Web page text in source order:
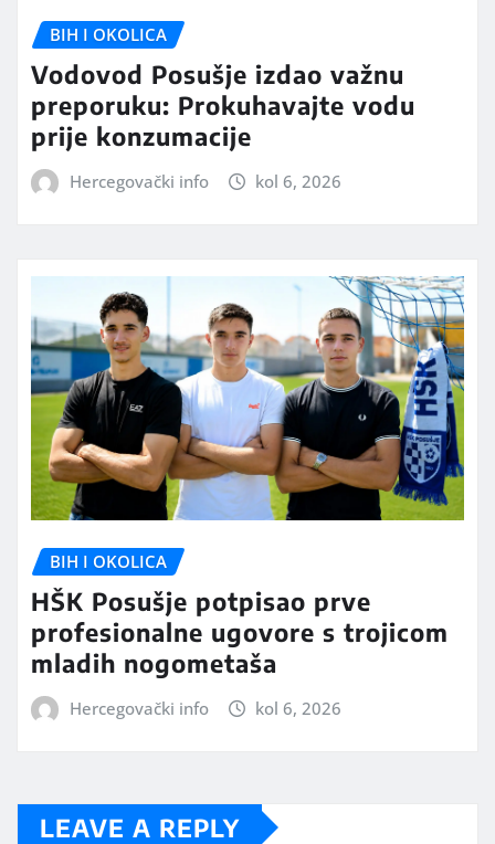
BIH I OKOLICA
Vodovod Posušje izdao važnu
preporuku: Prokuhavajte vodu
prije konzumacije
Hercegovački info kol 6, 2026
BIH I OKOLICA
HŠK Posušje potpisao prve
profesionalne ugovore s trojicom
mladih nogometaša
Hercegovački info kol 6, 2026
LEAVE A REPLY